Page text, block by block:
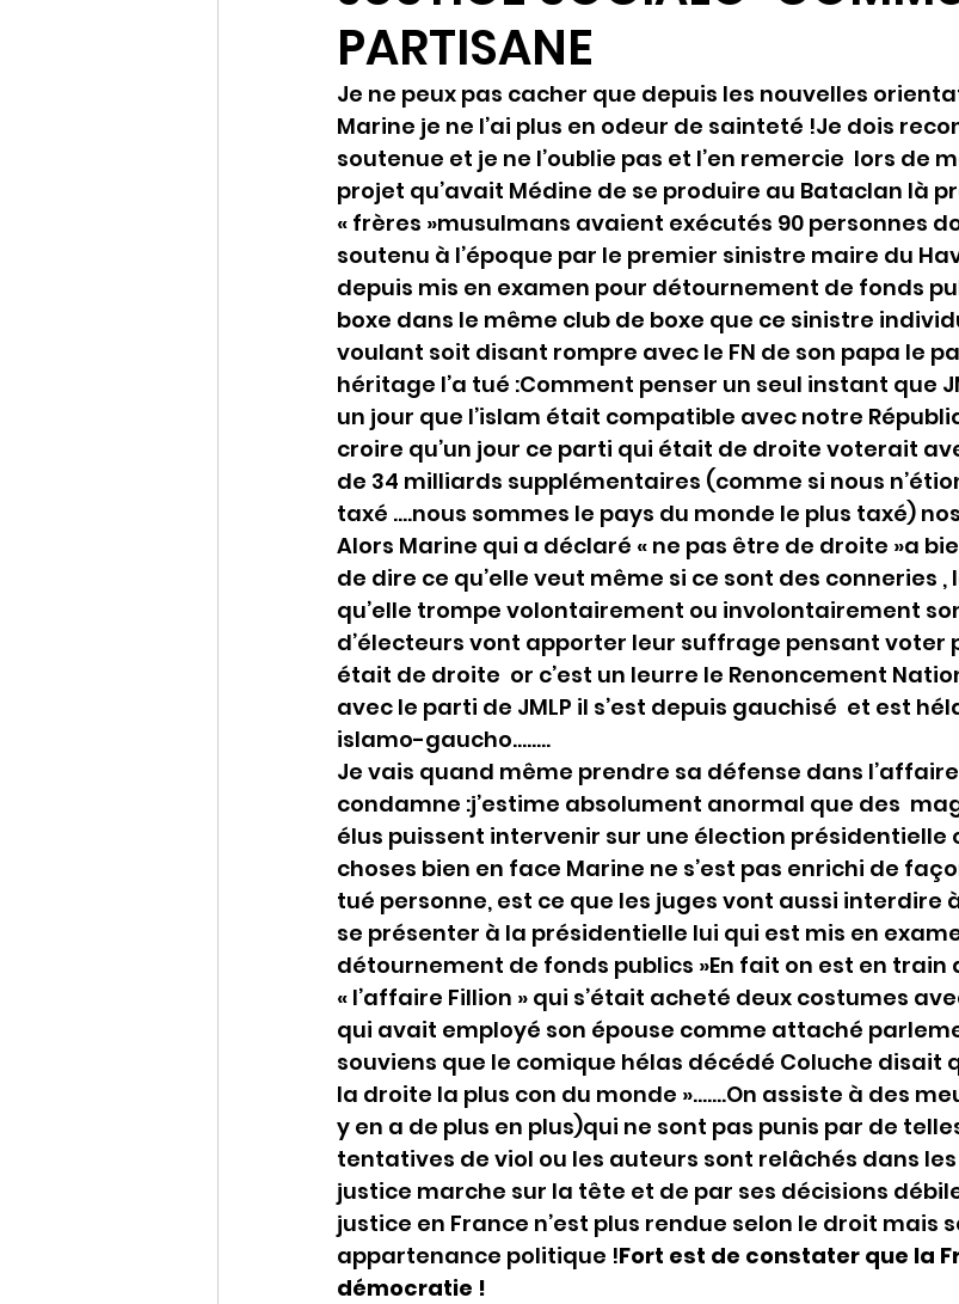
PARTISANE
Je ne peux pas cacher que depuis les nouvelles
Marine je ne l’ai plus en odeur de sainteté !Je dois
soutenue et je ne l’oublie pas et l’en remercie  lors de
projet qu’avait Médine de se produire au Bataclan là
« frères »musulmans avaient exécutés 90 personnes
soutenu à l’époque par le premier sinistre maire du
depuis mis en examen pour détournement de fonds
boxe dans le même club de boxe que ce sinistre
voulant soit disant rompre avec le FN de son papa le
héritage l’a tué :Comment penser un seul instant que
un jour que l’islam était compatible avec notre
croire qu’un jour ce parti qui était de droite voterait
de 34 milliards supplémentaires (comme si nous
taxé ….nous sommes le pays du monde le plus taxé)
Alors Marine qui a déclaré « ne pas être de droite »a
de dire ce qu’elle veut même si ce sont des conneries ,
qu’elle trompe volontairement ou involontairement
d’électeurs vont apporter leur suffrage pensant voter
était de droite  or c’est un leurre le Renoncement
avec le parti de JMLP il s’est depuis gauchisé  et est
islamo-gaucho……..
Je vais quand même prendre sa défense dans
condamne :j’estime absolument anormal que des
élus puissent intervenir sur une élection présidentielle
choses bien en face Marine ne s’est pas enrichi de
tué personne, est ce que les juges vont aussi interdire
se présenter à la présidentielle lui qui est mis en
détournement de fonds publics »En fait on est en train
« l’affaire Fillion » qui s’était acheté deux costumes
qui avait employé son épouse comme attaché
souviens que le comique hélas décédé Coluche disait
la droite la plus con du monde »…….On assiste à des
y en a de plus en plus)qui ne sont pas punis par de
tentatives de viol ou les auteurs sont relâchés dans
justice marche sur la tête et de par ses décisions
justice en France n’est plus rendue selon le droit mais
appartenance politique !Fort est de constater que la
démocratie !